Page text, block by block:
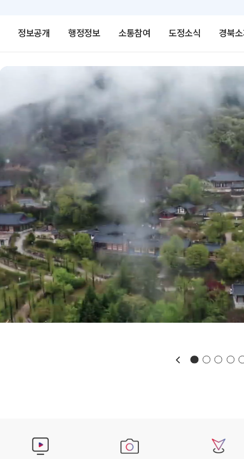
정보공개 행정정보 소통참여 도정소식 경북